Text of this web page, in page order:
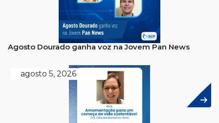
Agosto Dourado ganha voz na Jovem Pan News
agosto 5, 2026